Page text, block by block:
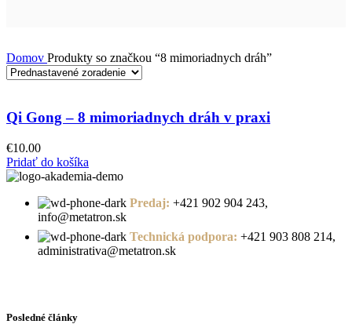
Domov Produkty so značkou “8 mimoriadnych dráh”
Qi Gong – 8 mimoriadnych dráh v praxi
€10.00
Pridať do košíka
Predaj: +421 902 904 243,
info@metatron.sk
Technická podpora: +421 903 808 214,
administrativa@metatron.sk
Posledné články